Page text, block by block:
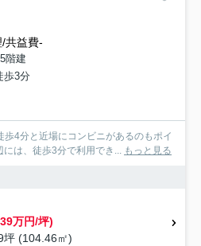
共益費-
階建
歩3分
歩4分と近場にコンビニがあるのもポイ
は、徒歩3分で利用でき... もっと見る
万円/坪)
坪 (104.46㎡)